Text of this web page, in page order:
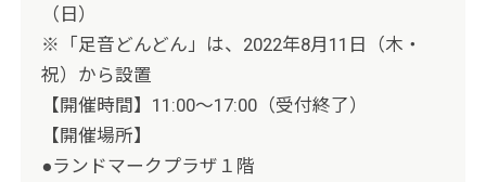
（日）
※「足音どんどん」は、2022年8月11日（木・
祝）から設置
【開催時間】11:00～17:00（受付終了）
【開催場所】
●ランドマークプラザ１階